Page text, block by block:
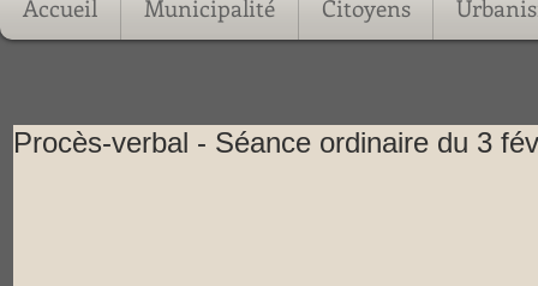
Accueil Municipalité Citoyens
Procès-verbal - Séance ordinaire du 3